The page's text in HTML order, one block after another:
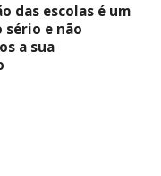
das escolas é um
e não
a sua